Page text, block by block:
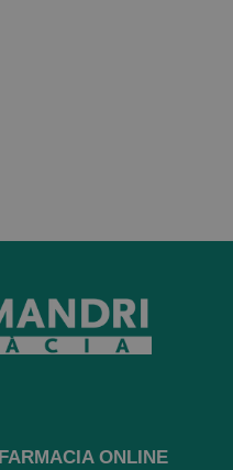
FARMACIA ONLINE